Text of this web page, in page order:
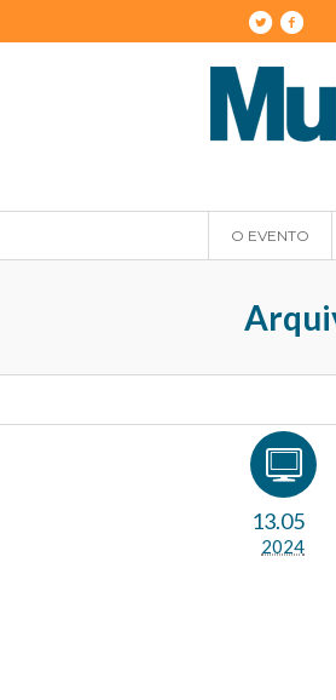
O EVENTO
13.05
2024